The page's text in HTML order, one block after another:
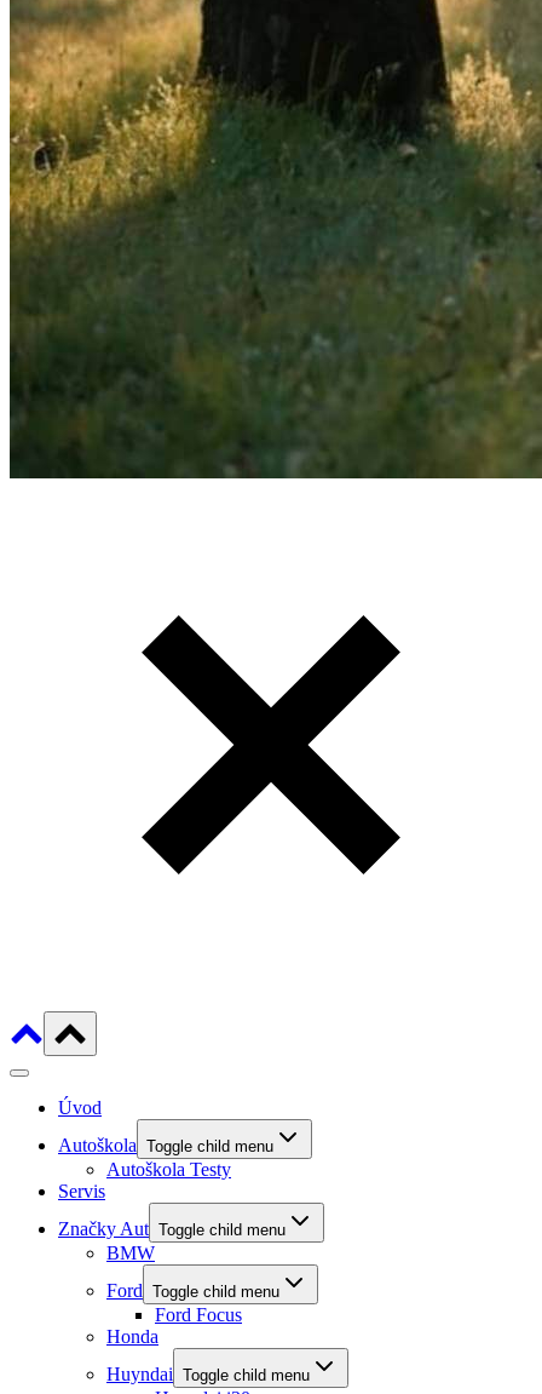
Úvod
Autoškola Toggle child menu
Autoškola Testy
Servis
Značky Aut Toggle child menu
BMW
Ford Toggle child menu
Ford Focus
Honda
Huyndai Toggle child menu